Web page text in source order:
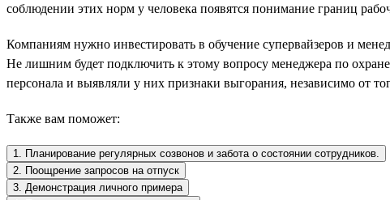
соблюдении этих норм у человека появятся понимание границ
Компаниям нужно инвестировать в обучение супервайзеров и
Не лишним будет подключить к этому вопросу менеджера по
персонала и выявляли у них признаки выгорания, независимо от
Также вам поможет:
1. Планирование регулярных созвонов и забота о состоянии сотрудников.
2. Поощрение запросов на отпуск
3. Демонстрация личного примера